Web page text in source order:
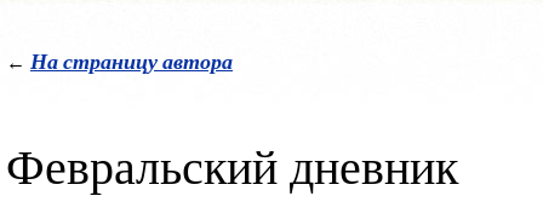
← На страницу автора
Февральский дневник